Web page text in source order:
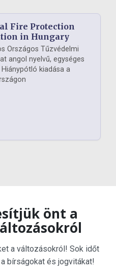
Fire Protection
in Hungary
Országos Tűzvédelmi
angol nyelvű, egységes
kiadása a
önt a
a változásokról! Sok időt
bírságokat és jogvitákat!